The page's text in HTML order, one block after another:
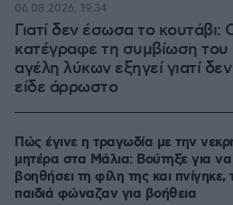
Γιατί δεν έσωσα το
κατέγραφε τη συμβίωση του
αγέλη λύκων εξηγεί γιατί
είδε άρρωστο
06.08.2026, 19:34
Πώς έγινε η τραγωδία με την
μητέρα στα Μάλια: Βούτηξε για να
βοηθήσει τη φίλη της και πνίγηκε,
παιδιά φώναζαν για βοήθεια